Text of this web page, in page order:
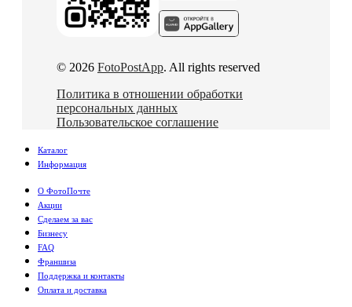
© 2026 FotoPostApp. All rights reserved
Политика в отношении обработки
персональных данных
Пользовательское соглашение
Каталог
Информация
О ФотоПочте
Акции
Сделаем за вас
Бизнесу
FAQ
Франшиза
Поддержка и контакты
Оплата и доставка